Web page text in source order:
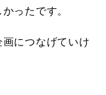
ったです。
につなげていけ